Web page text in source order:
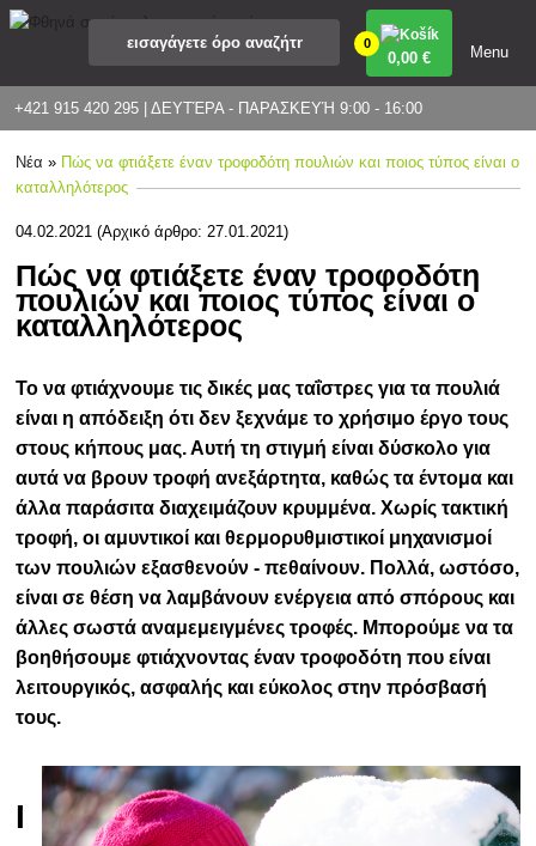
+421 915 420 295 | ΔΕΥΤΈΡΑ - ΠΑΡΑΣΚΕΥΉ 9:00 - 16:00
0
0,00 € Menu
Νέα » Πώς να φτιάξετε έναν τροφοδότη πουλιών και ποιος τύπος είναι ο
καταλληλότερος
04.02.2021 (Αρχικό άρθρο: 27.01.2021)
Πώς να φτιάξετε έναν τροφοδότη
πουλιών και ποιος τύπος είναι ο
καταλληλότερος
Το να φτιάχνουμε τις δικές μας ταΐστρες για τα πουλιά
είναι η απόδειξη ότι δεν ξεχνάμε το χρήσιμο έργο τους
στους κήπους μας. Αυτή τη στιγμή είναι δύσκολο για
αυτά να βρουν τροφή ανεξάρτητα, καθώς τα έντομα και
άλλα παράσιτα διαχειμάζουν κρυμμένα. Χωρίς τακτική
τροφή, οι αμυντικοί και θερμορυθμιστικοί μηχανισμοί
των πουλιών εξασθενούν - πεθαίνουν. Πολλά, ωστόσο,
είναι σε θέση να λαμβάνουν ενέργεια από σπόρους και
άλλες σωστά αναμεμειγμένες τροφές. Μπορούμε να τα
βοηθήσουμε φτιάχνοντας έναν τροφοδότη που είναι
λειτουργικός, ασφαλής και εύκολος στην πρόσβασή
τους.
Ποια